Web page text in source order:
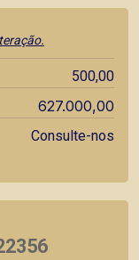
500,00
627.000,00
Consulte-nos